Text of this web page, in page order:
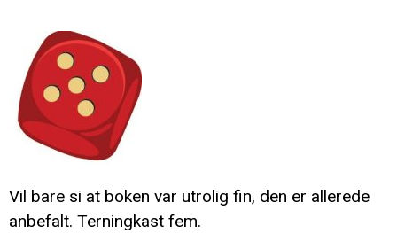
Vil bare si at boken var utrolig fin, den er allerede
anbefalt. Terningkast fem.